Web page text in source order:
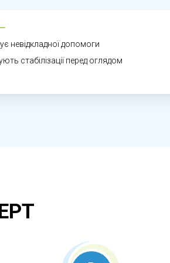
консультація дозволяє
зберегти репродуктивне
невідкладної допомоги
стабілізації перед оглядом